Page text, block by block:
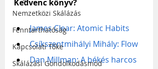
Nemzetközi Skálázás
Fenntarthatóság
Kapcsolati Tőke
Skálázási Gondolkodásmód
Kedvenc könyv?
James Clear: Atomic Habits
Csíkszentmihályi Mihály: Flow
Dan Millman: A békés harcos